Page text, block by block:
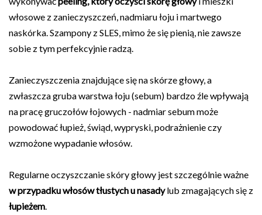
włosowe z zanieczyszczeń, nadmiaru łoju i martwego
naskórka. Szampony z SLES, mimo że się pienią, nie zawsze
sobie z tym perfekcyjnie radzą.
Zanieczyszczenia znajdujące się na skórze głowy, a
zwłaszcza gruba warstwa łoju (sebum) bardzo źle wpływają
na pracę gruczołów łojowych - nadmiar sebum może
powodować łupież, świąd, wypryski, podrażnienie czy
wzmożone wypadanie włosów.
Regularne oczyszczanie skóry głowy jest szczególnie ważne
w przypadku włosów tłustych u nasadylub zmagających się z
łupieżem.